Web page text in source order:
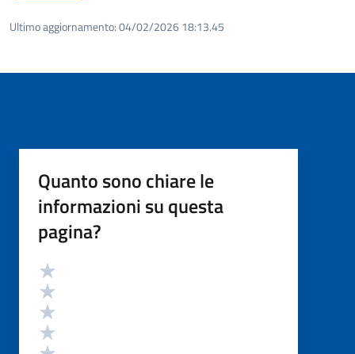
Ultimo aggiornamento:04/02/2026 18:13.45
Quanto sono chiare le
informazioni su questa
pagina?
Valutazione